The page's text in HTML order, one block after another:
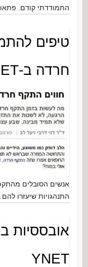
התמודדתי קודם.
טיפים
חרדה ב-YNET
אנשים הסובלים
התנהגויות שיעזרו
אובססיות
YNET